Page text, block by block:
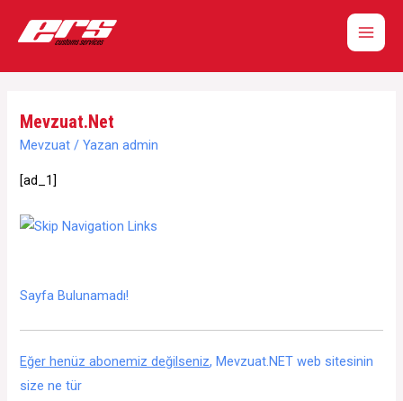
atla
Main
Mevzuat.Net
Mevzuat / Yazan admin
[ad_1]
Sayfa Bulunamadı!
Eğer henüz abonemiz değilseniz, Mevzuat.NET web sitesinin
size ne tür